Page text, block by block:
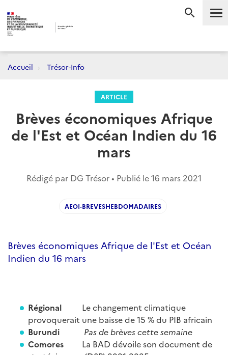
Accueil Trésor-Info
ARTICLE
Brèves économiques Afrique
de l'Est et Océan Indien du 16
mars
Rédigé par DG Trésor • Publié le16 mars 2021
AEOI-BREVESHEBDOMADAIRES
Brèves économiques Afrique de l'Est et Océan
Indien du 16 mars
Régional Le changement climatique
provoquerait une baisse de 15 % du PIB africain
Burundi Pas de brèves cette semaine
Comores La BAD dévoile son document de